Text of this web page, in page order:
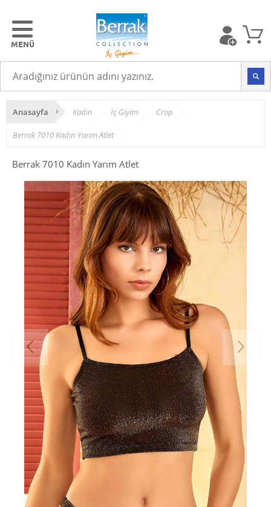
Anasayfa Kadın İç Giyim Crop
Berrak 7010 Kadın Yarım Atlet
Berrak 7010 Kadın Yarım Atlet